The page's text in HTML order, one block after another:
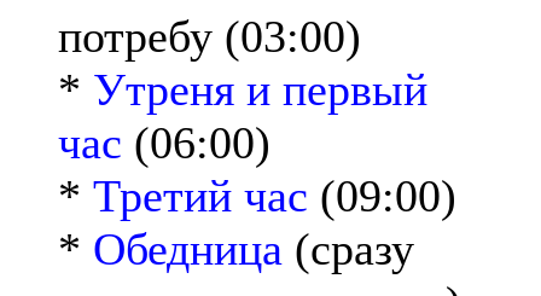
потребу (03:00)
* Утреня и первый
час (06:00)
* Третий час (09:00)
* Обедница (сразу